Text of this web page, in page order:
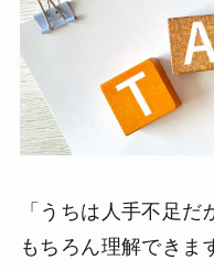
「うちは人手不足だ
もちろん理解できま